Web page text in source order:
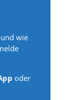
wie
oder